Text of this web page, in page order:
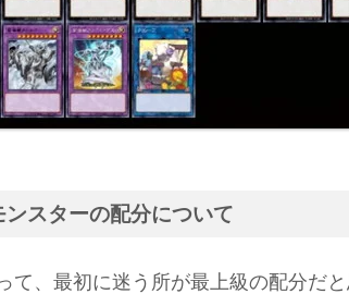
スターの配分について
て、最初に迷う所が最上級の配分だ